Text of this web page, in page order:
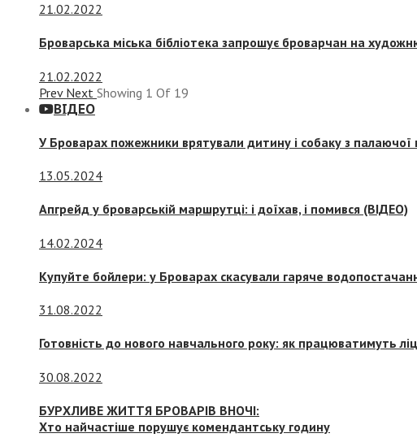
21.02.2022
Броварська міська бібліотека запрошує броварчан на
21.02.2022
Prev Next Showing 1 Of 19
ВІДЕО
У Броварах пожежники врятували дитину і собаку з
13.05.2024
Апгрейд у броварській маршрутці: і доїхав, і помився (ВІДЕО)
14.02.2024
Купуйте бойлери: у Броварах скасували гаряче
31.08.2022
Готовність до нового навчального року: як працюватимуть
30.08.2022
БУРХЛИВЕ ЖИТТЯ БРОВАРІВ ВНОЧІ:
Хто найчастіше порушує комендантську годину